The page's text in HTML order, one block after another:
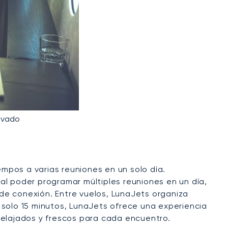
a varias reuniones en un solo día.
poder programar múltiples reuniones en un día,
conexión. Entre vuelos, LunaJets organiza
15 minutos, LunaJets ofrece una experiencia
y frescos para cada encuentro.